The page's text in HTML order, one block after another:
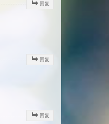
回复
回复
回复